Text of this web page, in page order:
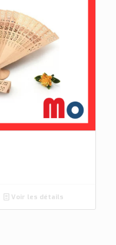
Voir les détails